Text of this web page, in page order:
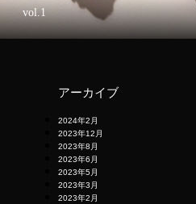
vol.1
アーカイブ
2024年2月
2023年12月
2023年8月
2023年6月
2023年5月
2023年3月
2023年2月